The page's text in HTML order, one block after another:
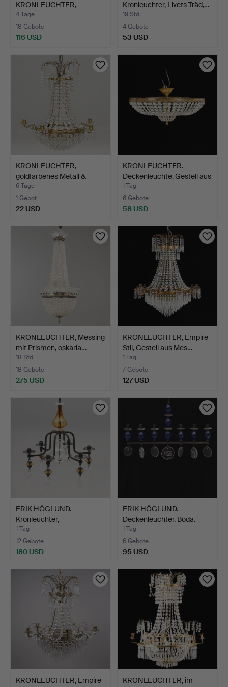
KRONLEUCHTER,
GESCHMIEDET, G…
4 Tage
18 Gebote
116 USD
Kronleuchter, Livets Träd,…
19 Std
4 Gebote
53 USD
KRONLEUCHTER,
goldfarbenes Metall &
Prisme…
6 Tage
1 Gebot
22 USD
KRONLEUCHTER.
Deckenleuchte, Gestell aus
g…
1 Tag
6 Gebote
58 USD
KRONLEUCHTER, Messing
mit Prismen, oskaria…
18 Std
18 Gebote
275 USD
KRONLEUCHTER, Empire-
Stil, Gestell aus Mes…
1 Tag
7 Gebote
127 USD
ERIK HÖGLUND.
Kronleuchter,
dazugehöriger …
1 Tag
12 Gebote
180 USD
ERIK HÖGLUND.
Deckenleuchter, Boda.
1 Tag
6 Gebote
95 USD
KRONLEUCHTER, Empire-
KRONLEUCHTER, im